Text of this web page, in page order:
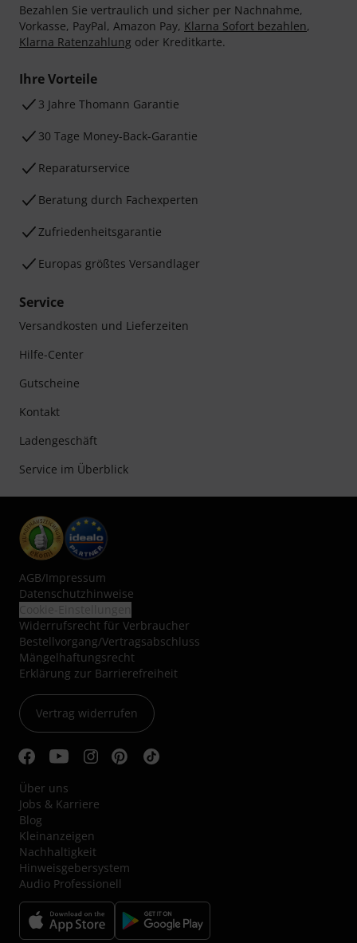
Bezahlen Sie vertraulich und sicher per Nachnahme,
Vorkasse, PayPal, Amazon Pay, Klarna Sofort bezahlen,
Klarna Ratenzahlung oder Kreditkarte.
Ihre Vorteile
3 Jahre Thomann Garantie
30 Tage Money-Back-Garantie
Reparaturservice
Beratung durch Fachexperten
Zufriedenheitsgarantie
Europas größtes Versandlager
Service
Versandkosten und Lieferzeiten
Hilfe-Center
Gutscheine
Kontakt
Ladengeschäft
Service im Überblick
AGB/Impressum
Datenschutzhinweise
Widerrufsrecht für Verbraucher
Bestellvorgang/Vertragsabschluss
Mängelhaftungsrecht
Erklärung zur Barrierefreiheit
Vertrag widerrufen
Über uns
Jobs & Karriere
Blog
Kleinanzeigen
Nachhaltigkeit
Hinweisgebersystem
Audio Professionell